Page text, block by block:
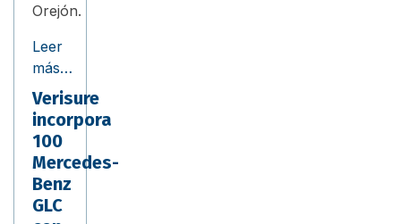
Orejón.
Leer
más…
Verisure
incorpora
100
Mercedes-
Benz
GLC